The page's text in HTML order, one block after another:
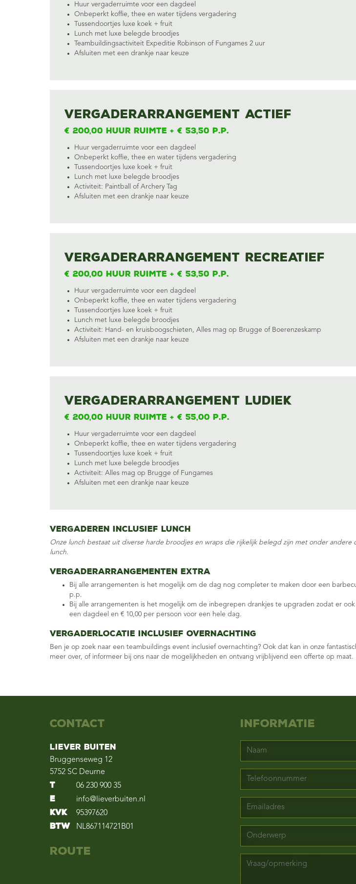
Huur vergaderruimte voor een dagdeel
Onbeperkt koffie, thee en water tijdens vergadering
Tussendoortjes luxe koek + fruit
Lunch met luxe belegde broodjes
Teambuildingsactiviteit Expeditie Robinson of Fungames 2 uur
Afsluiten met een drankje naar keuze
Vergaderarrangement Actief
€ 200,00 huur ruimte + € 53,50 p.p.
Huur vergaderruimte voor een dagdeel
Onbeperkt koffie, thee en water tijdens vergadering
Tussendoortjes luxe koek + fruit
Lunch met luxe belegde broodjes
Activiteit: Paintball of Archery Tag
Afsluiten met een drankje naar keuze
Vergaderarrangement Recreatief
€ 200,00 huur ruimte + € 53,50 p.p.
Huur vergaderruimte voor een dagdeel
Onbeperkt koffie, thee en water tijdens vergadering
Tussendoortjes luxe koek + fruit
Lunch met luxe belegde broodjes
Activiteit: Hand- en kruisboogschieten Alles mag op Brugge of Boerenzeskamp
Afsluiten met een drankje naar keuze
Vergaderarrangement Ludiek
€ 200,00 huur ruimte + € 55,00 p.p.
Huur vergaderruimte voor een dagdeel
Onbeperkt koffie, thee en water tijdens vergadering
Tussendoortjes luxe koek + fruit
Lunch met luxe belegde broodjes
Activiteit: Alles mag op Brugge of Fungames
Afsluiten met een drankje naar keuze
Vergaderen inclusief lunch
Onze lunch bestaat uit diverse harde broodjes en wraps die rijkelijk belegd zijn met onder
lunch.
Vergaderarrangementen extra
Bij alle arrangementen is het mogelijk om de dag nog completer te maken door een
p.p.
Bij alle arrangementen is het mogelijk om de inbegrepen drankjes te upgraden zodat er
een dagdeel en € 10,00 per persoon voor een hele dag.
Vergaderlocatie inclusief overnachting
Ben je op zoek naar een teambuildings event inclusief overnachting? Ook dat kan in onze
meer over, of informeer bij ons naar de mogelijkheden en ontvang vrijblijvend een offerte op maat.
Contact
Liever Buiten
Bruggenseweg 12
5752 SC Deurne
T
06 230 900 35
E
info@lieverbuiten.nl
KvK
95397620
BTW
NL867114721B01
Route
Informatie